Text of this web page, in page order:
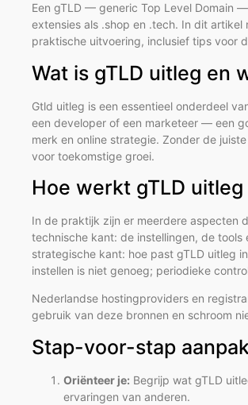
Een gTLD — generic Top Level Domain
extensies als .shop en .tech. In dit
praktische uitvoering, inclusief tips voor
Wat is gTLD uitleg en
Gtld uitleg is een essentieel onderdeel
een developer of een marketeer — een
merk en online strategie. Zonder de
voor toekomstige groei.
Hoe werkt gTLD
In de praktijk zijn er meerdere aspecten
technische kant: de instellingen, de
strategische kant: hoe past gTLD uitleg
instellen is niet genoeg; periodieke
Nederlandse hostingproviders en
gebruik van deze bronnen en schroom
Stap-voor-stap
Oriënteer je: Begrijp wat gTLD
ervaringen van anderen.